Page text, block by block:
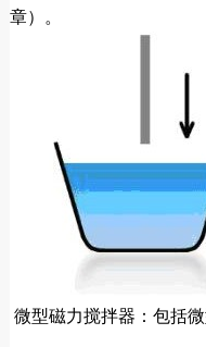
章）。
微型磁力搅拌器：包括